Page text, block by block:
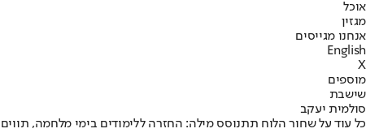
אוכל
מגזין
אנחנו מגייסים
English
X
מוספים
שישבת
סולמית יעקב
כל עוד על שחור הלוח תתנוסס מילה: החזרה ללימודים בימי מלחמה,